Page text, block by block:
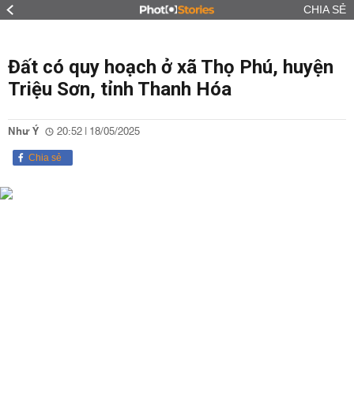
CHIA SẺ
Đất có quy hoạch ở xã Thọ Phú, huyện
Triệu Sơn, tỉnh Thanh Hóa
Như Ý 20:52 | 18/05/2025
Chia sẻ